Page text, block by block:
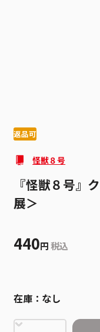
返品可
怪獣８号
『怪獣８号』
展＞
440円 税込
在庫： なし